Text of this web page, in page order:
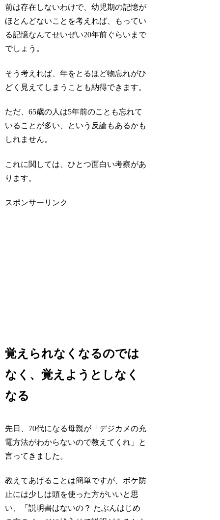
前は存在しないわけで、幼児期の記憶が
ほとんどないことを考えれば、もってい
る記憶なんてせいぜい20年前ぐらいまで
でしょう。
そう考えれば、年をとるほど物忘れがひ
どく見えてしまうことも納得できます。
ただ、65歳の人は5年前のことも忘れて
いることが多い、という反論もあるかも
しれません。
これに関しては、ひとつ面白い考察があ
ります。
スポンサーリンク
覚えられなくなるのでは
なく、覚えようとしなく
なる
先日、70代になる母親が「デジカメの充
電方法がわからないので教えてくれ」と
言ってきました。
教えてあげることは簡単ですが、ボケ防
止には少しは頭を使った方がいいと思
い、「説明書はないの？ たぶんはじめ